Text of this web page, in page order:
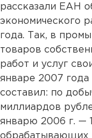
рассказали ЕАН
экономического
года. Так, в
товаров
работ и услуг
январе 2007 года
составил: по
миллиардов
январю 2006 г. —
обрабатывающих